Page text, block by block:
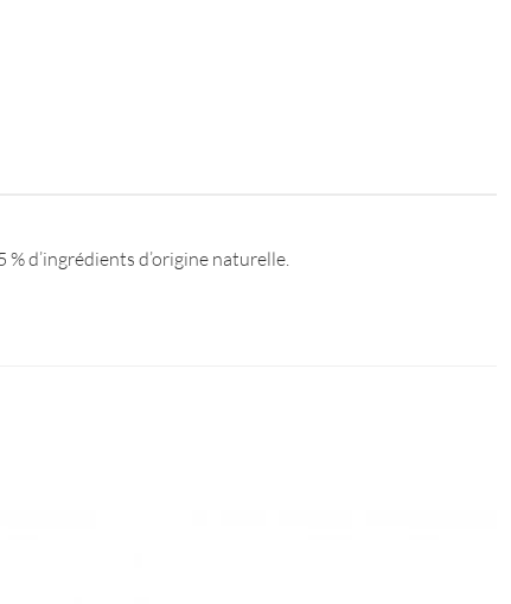
d’ingrédients d’origine naturelle.